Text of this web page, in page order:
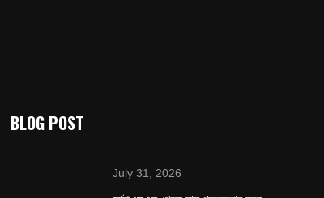
BLOG POST
July 31, 2026